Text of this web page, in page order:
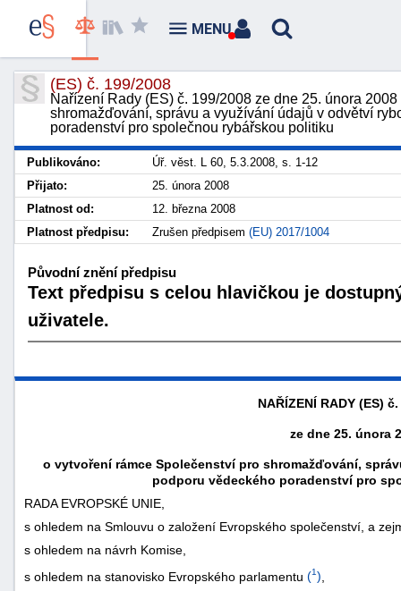
(ES) č. 199/2008
Nařízení Rady (ES) č. 199/2008 ze dne 25. února
shromažďování, správu a využívání údajů v odvětví
poradenství pro společnou rybářskou politiku
Publikováno:
Úř. věst. L 60, 5.3.2008, s. 1-12
Přijato:
25. února 2008
Platnost od:
12. března 2008
Platnost předpisu:
Zrušen předpisem (EU) 2017/1004
Původní znění předpisu
Text předpisu s celou hlavičkou je
uživatele.
NAŘÍZENÍ RADY (ES)
ze dne 25. února
o vytvoření rámce Společenství pro shromažďování,
podporu vědeckého poradenství pro
RADA EVROPSKÉ UNIE,
s ohledem na Smlouvu o založení Evropského společenství, a
s ohledem na návrh Komise,
s ohledem na stanovisko Evropského parlamentu (1)
MENU